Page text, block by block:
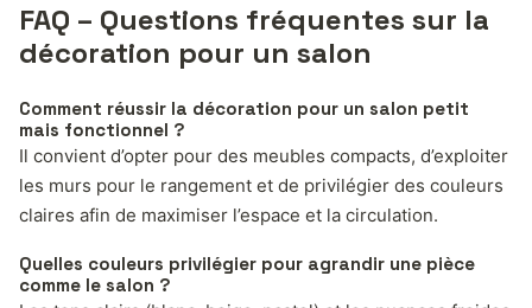
FAQ – Questions fréquentes sur la
décoration pour un salon
Comment réussir la décoration pour un salon petit
mais fonctionnel ?
Il convient d’opter pour des meubles compacts, d’exploiter
les murs pour le rangement et de privilégier des couleurs
claires afin de maximiser l’espace et la circulation.
Quelles couleurs privilégier pour agrandir une pièce
comme le salon ?